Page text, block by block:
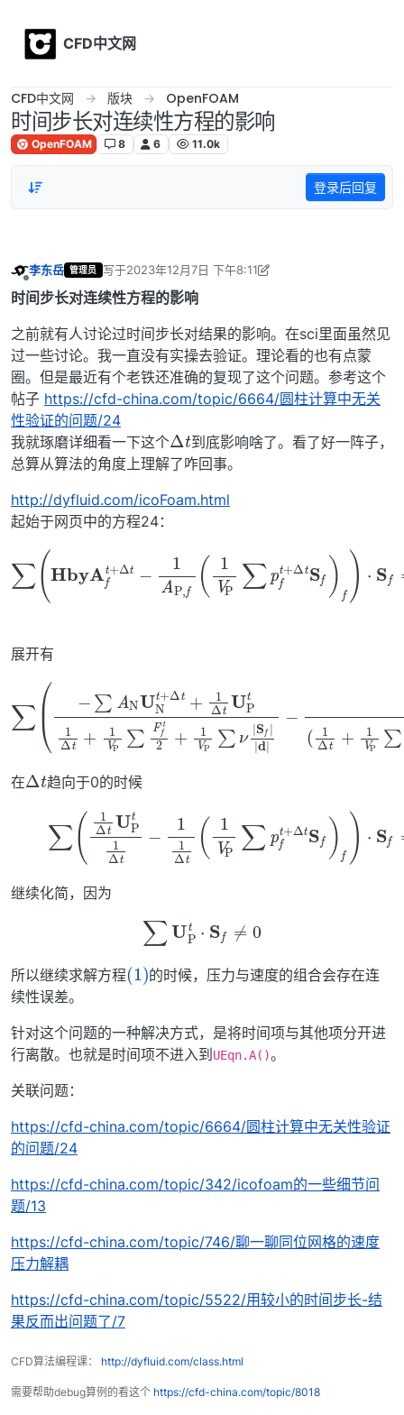
CFD中文网
CFD中文网 版块 OpenFOAM
时间步长对连续性方程的影响
OpenFOAM 8 6 11.0k
登录后回复
离线
李东岳 管理员 写于2023年12月7日 下午8:11
最后由 李东岳 编辑2023年12月8日 下午1:31
时间步长对连续性方程的影响
之前就有人讨论过时间步长对结果的影响。在sci里面虽然见
过一些讨论。我一直没有实操去验证。理论看的也有点蒙
圈。但是最近有个老铁还准确的复现了这个问题。参考这个
帖子 https://cfd-china.com/topic/6664/圆柱计算中无关
性验证的问题/24
我就琢磨详细看一下这个
到底影响啥了。看了好一阵子，
总算从算法的角度上理解了咋回事。
http://dyfluid.com/icoFoam.html
起始于网页中的方程24：
∑(HbyAft+Δ t− 1AP,f (1V P∑pft+ΔtS f) f )⋅
Sf = 0,
展开有
∑(− NUNt+Δt+1Δ tUPt1
+1VP∑ν |Sf||d
−1 (1 +1V P∑Fft2+1 VP∑ν
P ∑pft+Δ tS f)f)⋅S
在 趋向于0的时候
∑(1Δ tUPt1Δt−11Δ t(1VP∑pft+Δ t f )f )⋅
Sf = 0,
继续化简，因为
∑UPt Sf ≠ 0
所以继续求解方程
(1)
的时候，压力与速度的组合会存在连
续性误差。
针对这个问题的一种解决方式，是将时间项与其他项分开进
行离散。也就是时间项不进入到 UEqn.A()。
关联问题：
https://cfd-china.com/topic/6664/圆柱计算中无关性验证
的问题/24
https://cfd-china.com/topic/342/icofoam的一些细节问
题/13
https://cfd-china.com/topic/746/聊一聊同位网格的速度
压力解耦
https://cfd-china.com/topic/5522/用较小的时间步长-结
果反而出问题了/7
CFD算法编程课： http://dyfluid.com/class.html
需要帮助debug算例的看这个 https://cfd-china.com/topic/8018